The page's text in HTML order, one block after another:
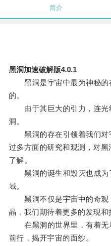
简介
黑洞加速破解版4.0.1
黑洞是宇宙中最为神秘的
的。
由于其巨大的引力，连光
洞。
黑洞的存在引领着我们对
过多方面的研究和观测，对
了解。
黑洞的诞生和毁灭也成为
域。
黑洞不仅是宇宙中的奇观
晶，我们期待着更多的发现和
在黑洞的世界里，有着无
前行，揭开宇宙的面纱。